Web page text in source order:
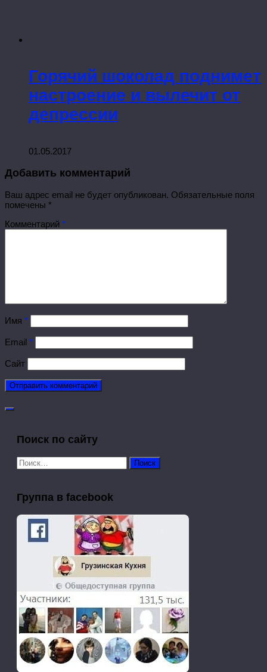
Горячий шоколад поднимет
настроение и вылечит от
депрессии
01.05.2017
Добавить комментарий
Ваш адрес email не будет опубликован. Обязательные поля
помечены *
Комментарий *
Имя *
Email *
Сайт
Поиск по сайту
Найти:
Группа в facebook